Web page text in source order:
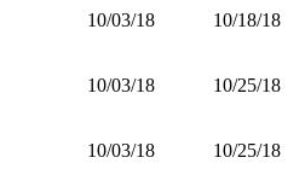
10/03/18 10/18/18
10/03/18 10/25/18
10/03/18 10/25/18